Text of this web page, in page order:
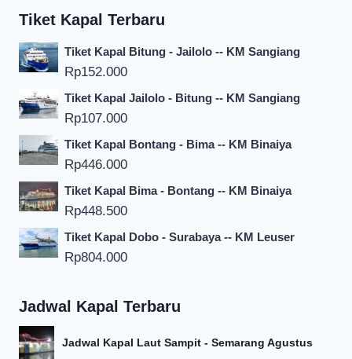
Tiket Kapal Terbaru
Tiket Kapal Bitung - Jailolo -- KM Sangiang
Rp152.000
Tiket Kapal Jailolo - Bitung -- KM Sangiang
Rp107.000
Tiket Kapal Bontang - Bima -- KM Binaiya
Rp446.000
Tiket Kapal Bima - Bontang -- KM Binaiya
Rp448.500
Tiket Kapal Dobo - Surabaya -- KM Leuser
Rp804.000
Jadwal Kapal Terbaru
Jadwal Kapal Laut Sampit - Semarang Agustus